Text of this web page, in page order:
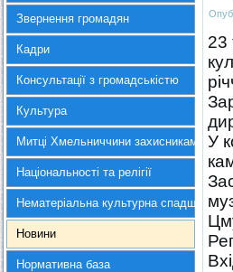
Звернення громадян
Кадри
Консультації з громадськістю
Культура
Митці Хмельниччини захисникам
Національності та релігії
Нематеріальна культурна спадщина
Новини
Нормативна база
23
У